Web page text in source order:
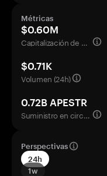
Métricas
$0.60M
Capitalización de mercado
$0.71K
Volumen (24h)
0.72B APESTR
Suministro en circulación
Perspectivas
24h
1w